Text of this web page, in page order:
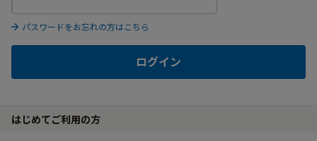
パスワードをお忘れの方はこちら
ログイン
はじめてご利用の方